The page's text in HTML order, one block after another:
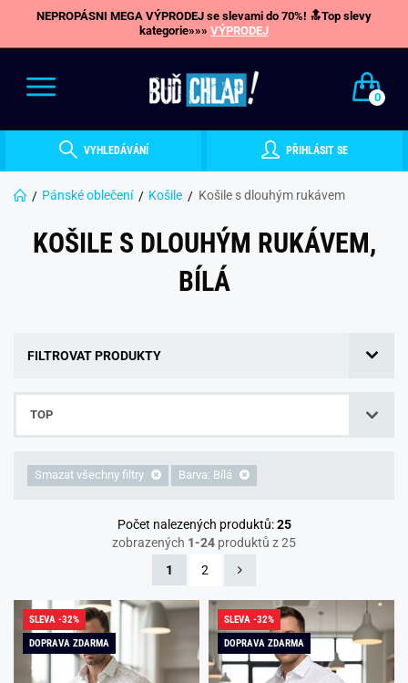
NEPROPÁSNI MEGA VÝPRODEJ se slevami do 70%! 🔝Top slevy
kategorie»»» VÝPRODEJ
0
VYHLEDÁVÁNÍ PŘIHLÁSIT SE
Pánské oblečení Košile Košile s dlouhým rukávem
KOŠILE S DLOUHÝM RUKÁVEM,
BÍLÁ
FILTROVAT PRODUKTY
TOP
Smazat všechny filtry Barva: Bílá
Počet nalezených produktů:25
zobrazených 1-24produktů z 25
1
2
SLEVA -32%
DOPRAVA ZDARMA
SLEVA -32%
DOPRAVA ZDARMA